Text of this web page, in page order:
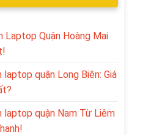
Laptop Quận Hoàng Mai
laptop quận Long Biên: Giá
laptop quận Nam Từ Liêm